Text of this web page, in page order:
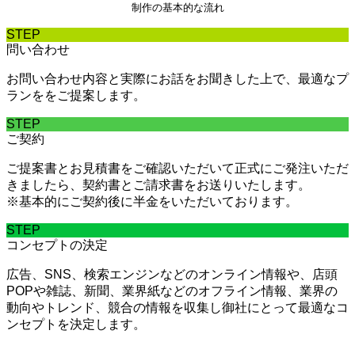
制作の基本的な流れ
STEP
問い合わせ
お問い合わせ内容と実際にお話をお聞きした上で、最適なプ
ランををご提案します。
STEP
ご契約
ご提案書とお見積書をご確認いただいて正式にご発注いただ
きましたら、契約書とご請求書をお送りいたします。
※基本的にご契約後に半金をいただいております。
STEP
コンセプトの決定
広告、SNS、検索エンジンなどのオンライン情報や、店頭
POPや雑誌、新聞、業界紙などのオフライン情報、業界の
動向やトレンド、競合の情報を収集し御社にとって最適なコ
ンセプトを決定します。